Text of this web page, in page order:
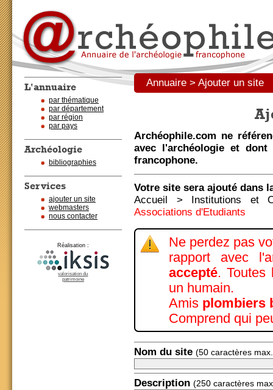
L'annuaire
par thématique
par département
par région
par pays
Archéologie
bibliographies
Services
ajouter un site
webmasters
nous contacter
Réalisation :
valorisation du
patrimoine
Annuaire > Ajouter un site
Archéophile.com ne
avec l'archéologie et
francophone.
Votre site sera ajouté dans
Accueil > Institutions et
Associations d'Etudiants
Ne perdez pas
rapport avec
accepté. Toutes
un humain.
Amis plombiers
Comprend qui
Nom du site (50 caractères
Description (250 caractères